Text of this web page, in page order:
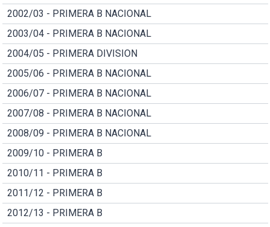
2002/03 - PRIMERA B NACIONAL
2003/04 - PRIMERA B NACIONAL
2004/05 - PRIMERA DIVISION
2005/06 - PRIMERA B NACIONAL
2006/07 - PRIMERA B NACIONAL
2007/08 - PRIMERA B NACIONAL
2008/09 - PRIMERA B NACIONAL
2009/10 - PRIMERA B
2010/11 - PRIMERA B
2011/12 - PRIMERA B
2012/13 - PRIMERA B